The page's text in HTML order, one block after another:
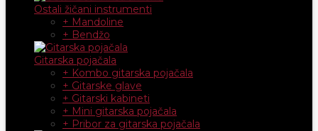
Ostali žičani instrumenti
+ Mandoline
+ Bendžo
Gitarska pojačala
+ Kombo gitarska pojačala
+ Gitarske glave
+ Gitarski kabineti
+ Mini gitarska pojačala
+ Pribor za gitarska pojačala